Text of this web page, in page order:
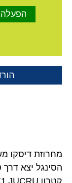
הפעלה
הסינגל יצא